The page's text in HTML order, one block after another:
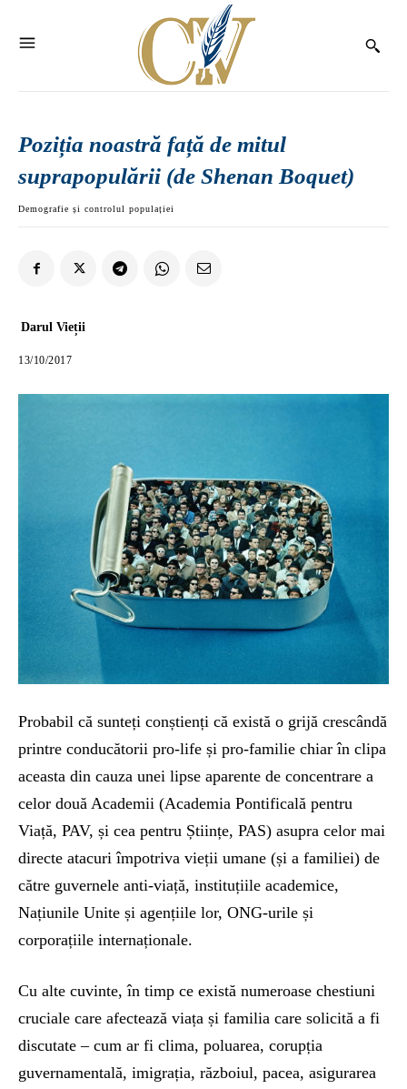
Poziția noastră față de mitul
suprapopulării (de Shenan Boquet)
Demografie și controlul populației
Darul Vieții
13/10/2017
Probabil că sunteți conștienți că există o grijă crescândă
printre conducătorii pro-life și pro-familie chiar în clipa
aceasta din cauza unei lipse aparente de concentrare a
celor două Academii (Academia Pontificală pentru
Viață, PAV, și cea pentru Științe, PAS) asupra celor mai
directe atacuri împotriva vieții umane (și a familiei) de
către guvernele anti-viață, instituțiile academice,
Națiunile Unite și agențiile lor, ONG-urile și
corporațiile internaționale.
Cu alte cuvinte, în timp ce există numeroase chestiuni
cruciale care afectează viața și familia care solicită a fi
discutate – cum ar fi clima, poluarea, corupția
guvernamentală, imigrația, războiul, pacea, asigurarea